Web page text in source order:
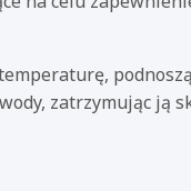
zatrzymując ją